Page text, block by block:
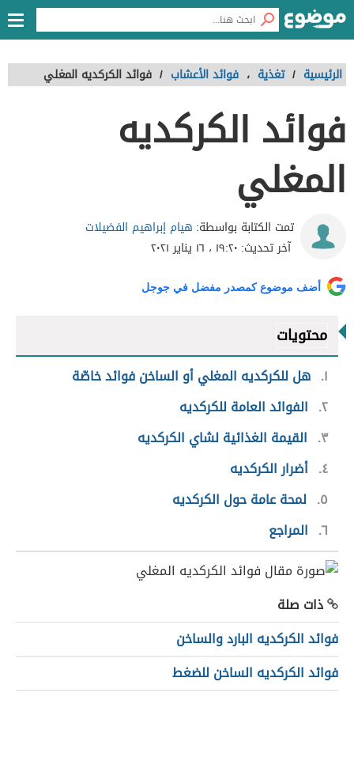
الرئيسية / تغذية ، فوائد الأعشاب / فوائد الكركديه المغلي
فوائد الكركديه
المغلي
تمت الكتابة بواسطة: هيام إبراهيم الفضيلات
آخر تحديث: ١٩:٢٠ ، ١٦ يناير ٢٠٢١
أضف موضوع كمصدر مفضل في جوجل
محتويات
١ هل للكركديه المغلي أو الساخن فوائد خاصّة
٢ الفوائد العامة للكركديه
٣
القيمة الغذائية لشاي الكركديه
٤ أضرار الكركديه
٥ لمحة عامة حول الكركديه
٦ المراجع
ذات صلة
فوائد الكركديه البارد والساخن
فوائد الكركديه الساخن للضغط